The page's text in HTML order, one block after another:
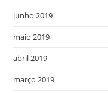
junho 2019
maio 2019
abril 2019
março 2019